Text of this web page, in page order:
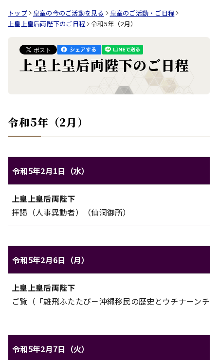
トップ 皇室の今のご活動を見る
皇室のご活動・ご日程
上皇上皇后両陛下のご日程
令和5年（2月）
上皇上皇后両陛下のご日程
令和5年（2月）
令和5年2月1日（水）
対象 内容
上皇上皇后両陛下
拝謁（人事異動者）（仙洞御所）
令和5年2月6日（月）
対象 内容
上皇上皇后両陛下
ご覧（「雄飛ふたたび－沖縄移民の歴史とウチナーンチ
令和5年2月7日（火）